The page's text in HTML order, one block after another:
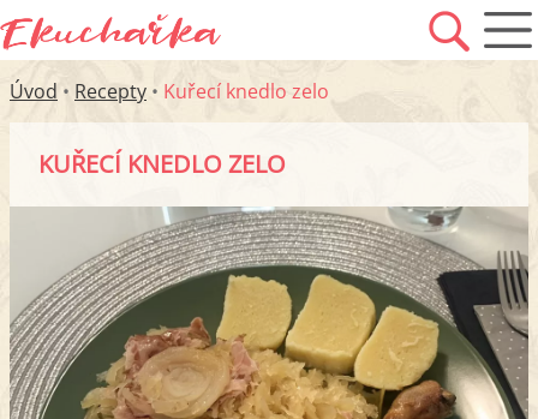
Úvod • Recepty • Kuřecí knedlo zelo
KUŘECÍ KNEDLO ZELO